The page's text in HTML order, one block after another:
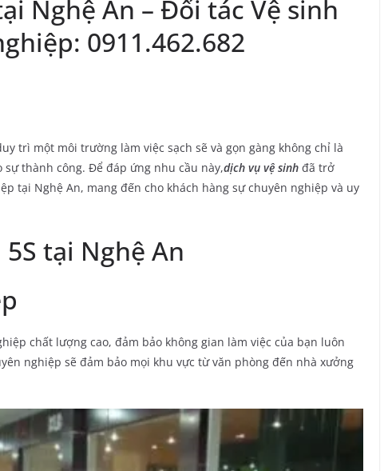
Nghệ An – Đối tác Vệ sinh
0911.462.682
trì một môi trường làm việc sạch sẽ và gọn gàng không chỉ là
thành công. Để đáp ứng nhu cầu này,dịch vụ vệ sinh đã trở
tại Nghệ An, mang đến cho khách hàng sự chuyên nghiệp và uy
tại Nghệ An
chất lượng cao, đảm bảo không gian làm việc của bạn luôn
nghiệp sẽ đảm bảo mọi khu vực từ văn phòng đến nhà xưởng